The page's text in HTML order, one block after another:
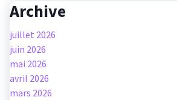
Archive
juillet 2026
juin 2026
mai 2026
avril 2026
mars 2026